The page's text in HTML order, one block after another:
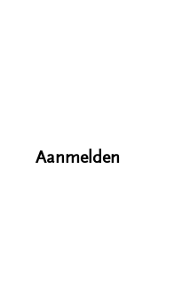
Aanmelden